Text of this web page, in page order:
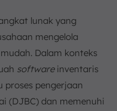
lunak yang
mengelola
Dalam konteks
softwareinventaris
pengerjaan
(DJBC) dan memenuhi